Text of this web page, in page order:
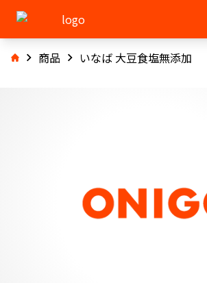
商品 いなば 大豆食塩無添加